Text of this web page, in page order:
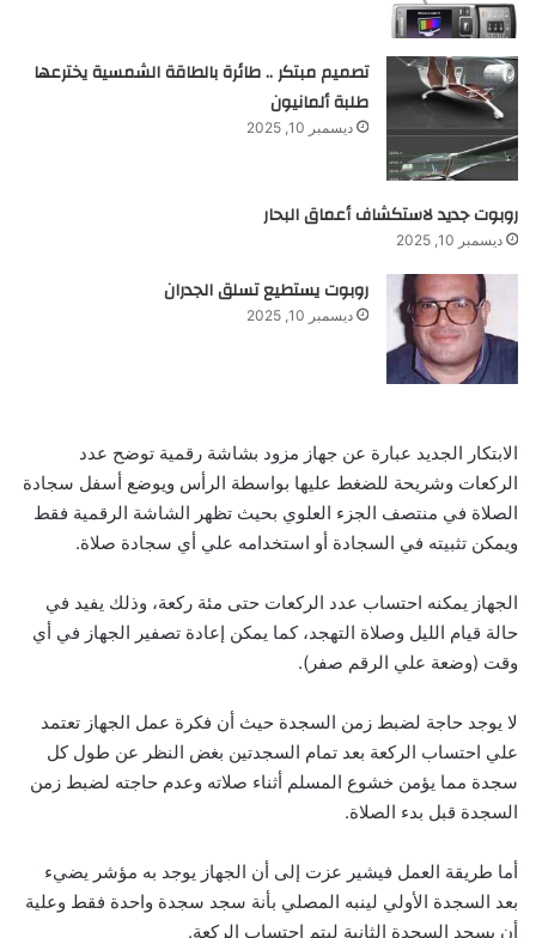
تصميم مبتكر .. طائرة بالطاقة الشمسية يخترعها
طلبة ألمانيون
ديسمبر 10, 2025
روبوت جديد لاستكشاف أعماق البحار
ديسمبر 10, 2025
روبوت يستطيع تسلق الجدران
ديسمبر 10, 2025
الابتكار الجديد عبارة عن جهاز مزود بشاشة رقمية توضح عدد
الركعات وشريحة للضغط عليها بواسطة الرأس ويوضع أسفل سجادة
الصلاة في منتصف الجزء العلوي بحيث تظهر الشاشة الرقمية فقط
ويمكن تثبيته في السجادة أو استخدامه علي أي سجادة صلاة.
الجهاز يمكنه احتساب عدد الركعات حتى مئة ركعة، وذلك يفيد في
حالة قيام الليل وصلاة التهجد، كما يمكن إعادة تصفير الجهاز في أي
وقت (وضعة علي الرقم صفر).
لا يوجد حاجة لضبط زمن السجدة حيث أن فكرة عمل الجهاز تعتمد
علي احتساب الركعة بعد تمام السجدتين بغض النظر عن طول كل
سجدة مما يؤمن خشوع المسلم أثناء صلاته وعدم حاجته لضبط زمن
السجدة قبل بدء الصلاة.
أما طريقة العمل فيشير عزت إلى أن الجهاز يوجد به مؤشر يضيء
بعد السجدة الأولي لينبه المصلي بأنة سجد سجدة واحدة فقط وعلية
أن يسجد السجدة الثانية ليتم احتساب الركعة.